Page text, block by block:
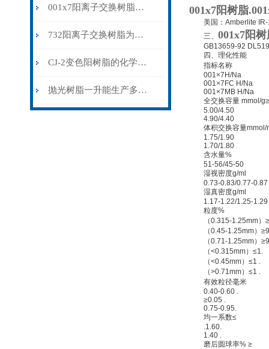
001x7阳离子交换树脂是一种*的离子交换工具
732阳离子交换树脂为我们创造了清洁、健康的水环境
CJ-2变色阳树脂的化学原理是什么？
抛光树脂一升能生产多少水，能不能预处理反复使用呢
001x7阳树脂
美国：Amberlite IR-
三、 001x7阳
GB13659-92 DL519-
四、理化性能
指标名称
001×7H/Na
001×7FC H/Na
001×7MB H/Na
全交换容量 mmol/g≥
5.00/4.50
4.90/4.40
体积交换容量mmol/
1.75/1.90
1.70/1.80
含水量%
51-56/45-50
湿视密度g/ml
0.73-0.83/0.77-0.87
湿真密度g/ml
1.17-1.22/1.25-1.29
粒度%
（0.315-1.25mm）
（0.45-1.25mm）
（0.71-1.25mm）
（<0.315mm）≤1.
（<0.45mm）≤1 .
（>0.71mm）≤1 .
有效粒径毫米
0.40-0.60 .
≥0.05 .
0.75-0.95.
均一系数≤
.1.60.
1.40 .
磨后圆球率% ≥